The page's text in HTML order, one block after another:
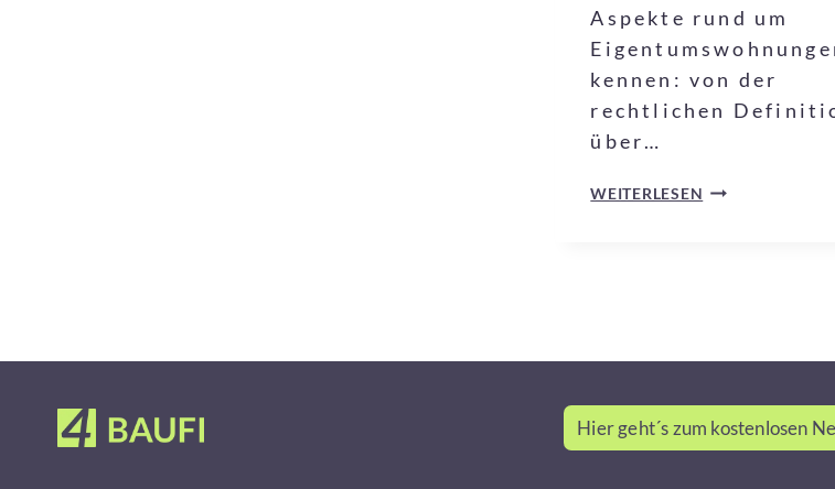
Aspekte rund um
kennen: von der
rechtlichen
über…
WEITERLESEN
Hier geht´s zum kostenlosen